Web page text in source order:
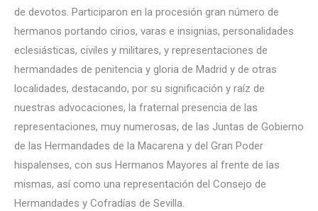
de devotos. Participaron en la procesión gran número de
hermanos portando cirios, varas e insignias, personalidades
eclesiásticas, civiles y militares, y representaciones de
hermandades de penitencia y gloria de Madrid y de otras
localidades, destacando, por su significación y raíz de
nuestras advocaciones, la fraternal presencia de las
representaciones, muy numerosas, de las Juntas de Gobierno
de las Hermandades de la Macarena y del Gran Poder
hispalenses, con sus Hermanos Mayores al frente de las
mismas, así como una representación del Consejo de
Hermandades y Cofradías de Sevilla.